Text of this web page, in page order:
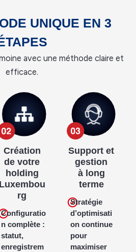
UNIQUE EN 3
avec une méthode claire et
efficace.
Création
de votre
holding
Luxembou
rg
Configuratio
n complète :
statut,
enregistrem
Support et
gestion
à long
terme
Stratégie
d’optimisati
on continue
pour
maximiser